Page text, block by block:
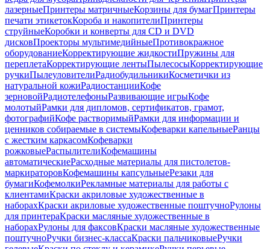
лазерныеПринтеры матричныеКорзины для бумагПринтеры
печати этикетокКороба и накопителиПринтеры
струйныеКоробки и конверты для CD и DVD
дисковПроекторы мультимедийныеПротивокражное
оборудованиеКорректирующие жидкостиПружины для
переплетаКорректирующие лентыПылесосыКорректирующие
ручкиПылеуловителиРадиобудильникиКосметички из
натуральной кожиРадиостанцииКофе
зерновойРадиотелефоныРазвивающие игрыКофе
молотыйРамки для дипломов, сертификатов, грамот,
фотографийКофе растворимыйРамки для информации и
ценников собираемые в системыКофеварки капельныеРанцы
с жестким каркасомКофеварки
рожковыеРаспылителиКофемашины
автоматическиеРасходные материалы для пистолетов-
маркираторовКофемашины капсульныеРезаки для
бумагиКофемолкиРекламные материалы для работы с
клиентамиКраски акриловые художественные в
наборахКраски акриловые художественные поштучноРулоны
для принтераКраски масляные художественные в
наборахРулоны для факсовКраски масляные художественные
поштучноРучки бизнес-классаКраски пальчиковыеРучки